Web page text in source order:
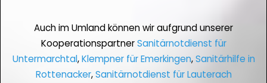
Auch im Umland können wir aufgrund unserer
KooperationspartnerSanitärnotdienst für
Untermarchtal,Klempner für Emerkingen,Sanitärhilfe in
Rottenacker,Sanitärnotdienst für Lauterach